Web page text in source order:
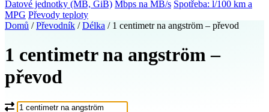
Datové jednotky (MB, GiB) Mbps na MB/s Spotřeba: l/100 km a
MPG Převody teploty
Domů / Převodník / Délka / 1 centimetr na angström – převod
1 centimetr na angström –
převod
Co chcete převést?